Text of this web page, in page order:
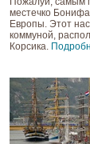
местечко
Европы. Этот
коммуной,
Корсика.